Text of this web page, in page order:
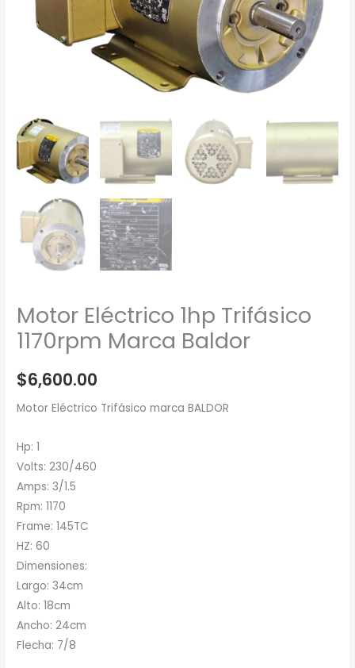
Motor Eléctrico 1hp Trifásico
1170rpm Marca Baldor
$6,600.00
Motor Eléctrico Trifásico marca BALDOR
Hp: 1
Volts: 230/460
Amps: 3/1.5
Rpm: 1170
Frame: 145TC
HZ: 60
Dimensiones:
Largo: 34cm
Alto: 18cm
Ancho: 24cm
Flecha: 7/8
cantidad